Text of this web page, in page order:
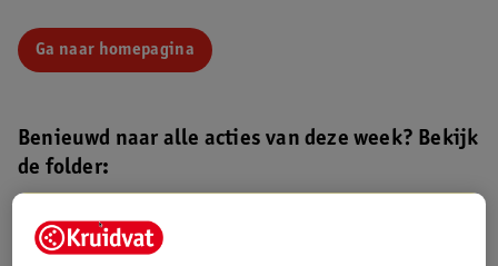
Ga naar homepagina
Benieuwd naar alle acties van deze week? Bekijk
de folder:
Kruidvat folder